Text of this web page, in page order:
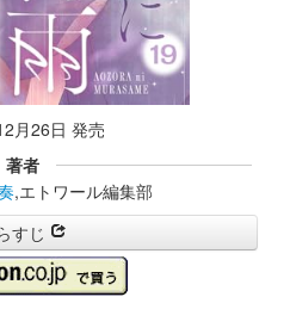
月26日 発売
著者
,エトワール編集部
すじ